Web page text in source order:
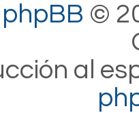
phpBB ©
al